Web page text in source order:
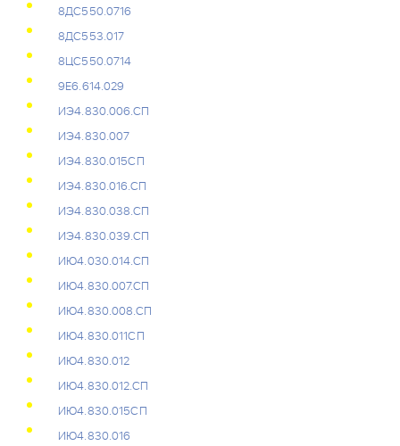
8ДС550.0716
8ДС553.017
8ЦС550.0714
9Е6.614.029
ИЭ4.830.006.СП
ИЭ4.830.007
ИЭ4.830.015СП
ИЭ4.830.016.СП
ИЭ4.830.038.СП
ИЭ4.830.039.СП
ИЮ4.030.014.СП
ИЮ4.830.007.СП
ИЮ4.830.008.СП
ИЮ4.830.011СП
ИЮ4.830.012
ИЮ4.830.012.СП
ИЮ4.830.015СП
ИЮ4.830.016